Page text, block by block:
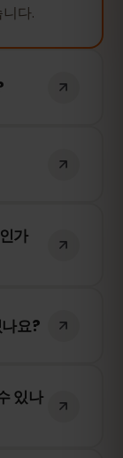
다.
즉시
최고
안정
가
고의
요?
요.
있나